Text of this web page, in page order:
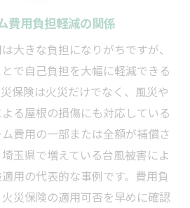
費用負担軽減の関係
大きな負担になりがちですが、
で自己負担を大幅に軽減できる
保険は火災だけでなく、風災や
る屋根の損傷にも対応している
費用の一部または全額が補償さ
玉県で増えている台風被害によ
用の代表的な事例です。費用負
災保険の適用可否を早めに確認